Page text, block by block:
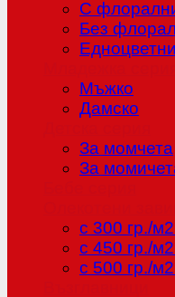
С
Без
Едноцветни
Мъжко
Дамско
За момчета
За
с 300 гр./
с 450 гр./
с 500 гр./